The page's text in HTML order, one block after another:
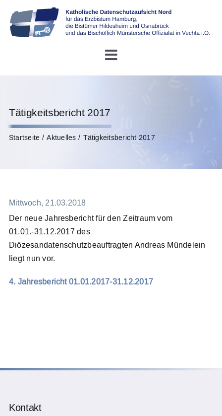
content
Toggle
Navigation
Über uns
Infothek
Meldesystem
Kontakt
Tätigkeitsbericht 2017
Startseite Aktuelles Tätigkeitsbericht 2017
Mittwoch, 21.03.2018
Der neue Jahresbericht für den Zeitraum vom
01.01.-31.12.2017 des
Diözesandatenschutzbeauftragten Andreas Mündelein
liegt nun vor.
4. Jahresbericht 01.01.2017-31.12.2017
Kontakt